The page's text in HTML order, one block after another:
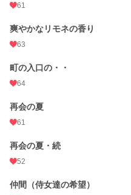
61
爽やかなリモネの香り
63
町の入口の・・
64
再会の夏
61
再会の夏・続
52
仲間（侍女達の希望）